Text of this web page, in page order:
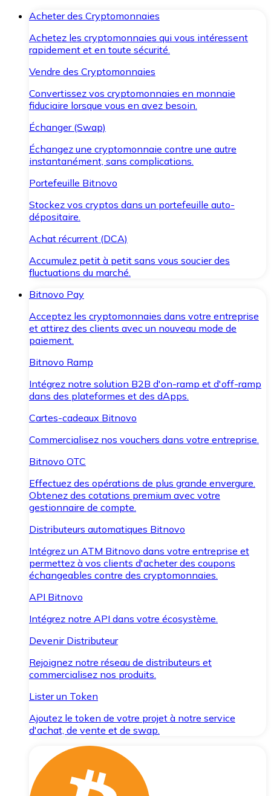
Acheter des Cryptomonnaies
Achetez les cryptomonnaies qui vous intéressent
rapidement et en toute sécurité.
Vendre des Cryptomonnaies
Convertissez vos cryptomonnaies en monnaie
fiduciaire lorsque vous en avez besoin.
Échanger (Swap)
Échangez une cryptomonnaie contre une autre
instantanément, sans complications.
Portefeuille Bitnovo
Stockez vos cryptos dans un portefeuille auto-
dépositaire.
Achat récurrent (DCA)
Accumulez petit à petit sans vous soucier des
fluctuations du marché.
Bitnovo Pay
Acceptez les cryptomonnaies dans votre entreprise
et attirez des clients avec un nouveau mode de
paiement.
Bitnovo Ramp
Intégrez notre solution B2B d'on-ramp et d'off-ramp
dans des plateformes et des dApps.
Cartes-cadeaux Bitnovo
Commercialisez nos vouchers dans votre entreprise.
Bitnovo OTC
Effectuez des opérations de plus grande envergure.
Obtenez des cotations premium avec votre
gestionnaire de compte.
Distributeurs automatiques Bitnovo
Intégrez un ATM Bitnovo dans votre entreprise et
permettez à vos clients d'acheter des coupons
échangeables contre des cryptomonnaies.
API Bitnovo
Intégrez notre API dans votre écosystème.
Devenir Distributeur
Rejoignez notre réseau de distributeurs et
commercialisez nos produits.
Lister un Token
Ajoutez le token de votre projet à notre service
d'achat, de vente et de swap.